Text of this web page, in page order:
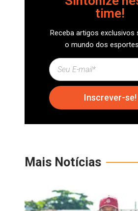
time!
Receba artigos exclusivos
o mundo dos
Inscrever-se!
Mais Notícias